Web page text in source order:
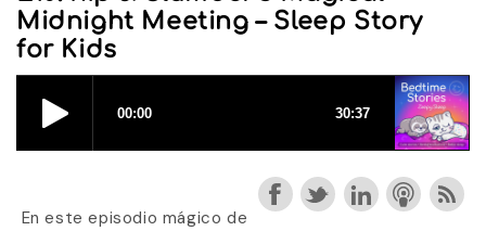
Midnight Meeting – Sleep Story
for Kids
En este episodio mágico de